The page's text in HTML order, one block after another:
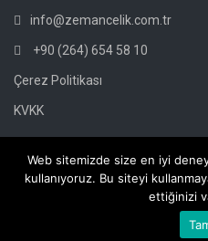
info@zemancelik.com.tr
+90 (264) 654 58 10
Çerez Politikası
KVKK
©2025 Zeman Çelik.
Web sitemizde size en iyi
kullanıyoruz. Bu siteyi
ettiğinizi